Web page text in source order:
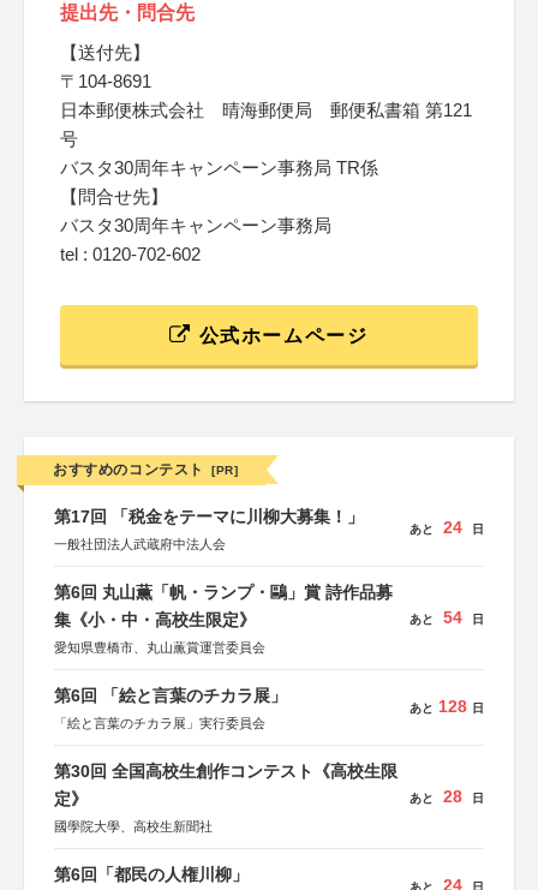
提出先・問合先
【送付先】
〒104-8691
日本郵便株式会社 晴海郵便局 郵便私書箱 第121
号
バスタ30周年キャンペーン事務局 TR係
【問合せ先】
バスタ30周年キャンペーン事務局
tel : 0120-702-602
公式ホームページ
おすすめのコンテスト [PR]
第17回 「税金をテーマに川柳大募集！」
一般社団法人武蔵府中法人会
あと 24 日
第6回 丸山薫「帆・ランプ・鷗」賞 詩作品募
集《小・中・高校生限定》
愛知県豊橋市、丸山薫賞運営委員会
あと 54 日
第6回 「絵と言葉のチカラ展」
「絵と言葉のチカラ展」実行委員会
あと 128 日
第30回 全国高校生創作コンテスト《高校生限
定》
國學院大學、高校生新聞社
あと 28 日
第6回「都民の人権川柳」
あと 24 日